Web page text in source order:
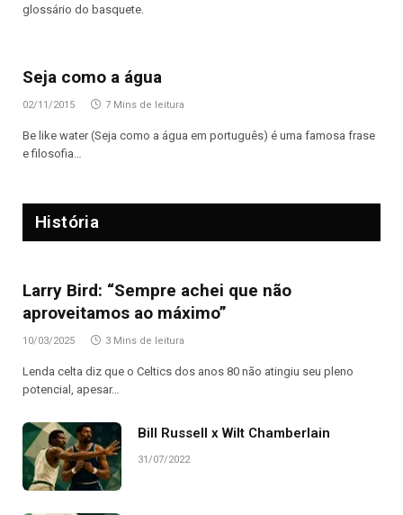
glossário do basquete.
Seja como a água
02/11/2015 7 Mins de leitura
Be like water (Seja como a água em português) é uma famosa frase
e filosofia…
História
Larry Bird: “Sempre achei que não
aproveitamos ao máximo”
10/03/2025 3 Mins de leitura
Lenda celta diz que o Celtics dos anos 80 não atingiu seu pleno
potencial, apesar…
Bill Russell x Wilt Chamberlain
31/07/2022